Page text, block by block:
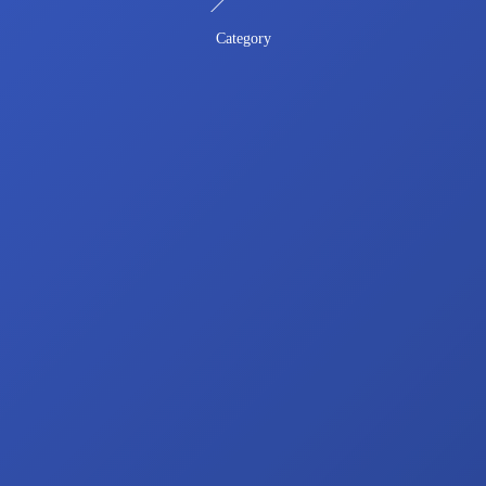
Category